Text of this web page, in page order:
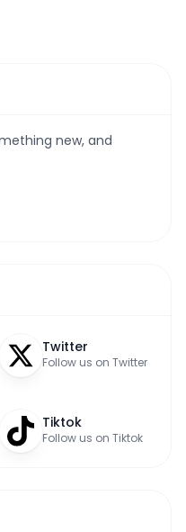
new, and
Twitter
Follow us on Twitter
Tiktok
Follow us on Tiktok